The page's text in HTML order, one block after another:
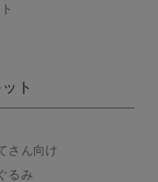
ト
さん向け
るみ